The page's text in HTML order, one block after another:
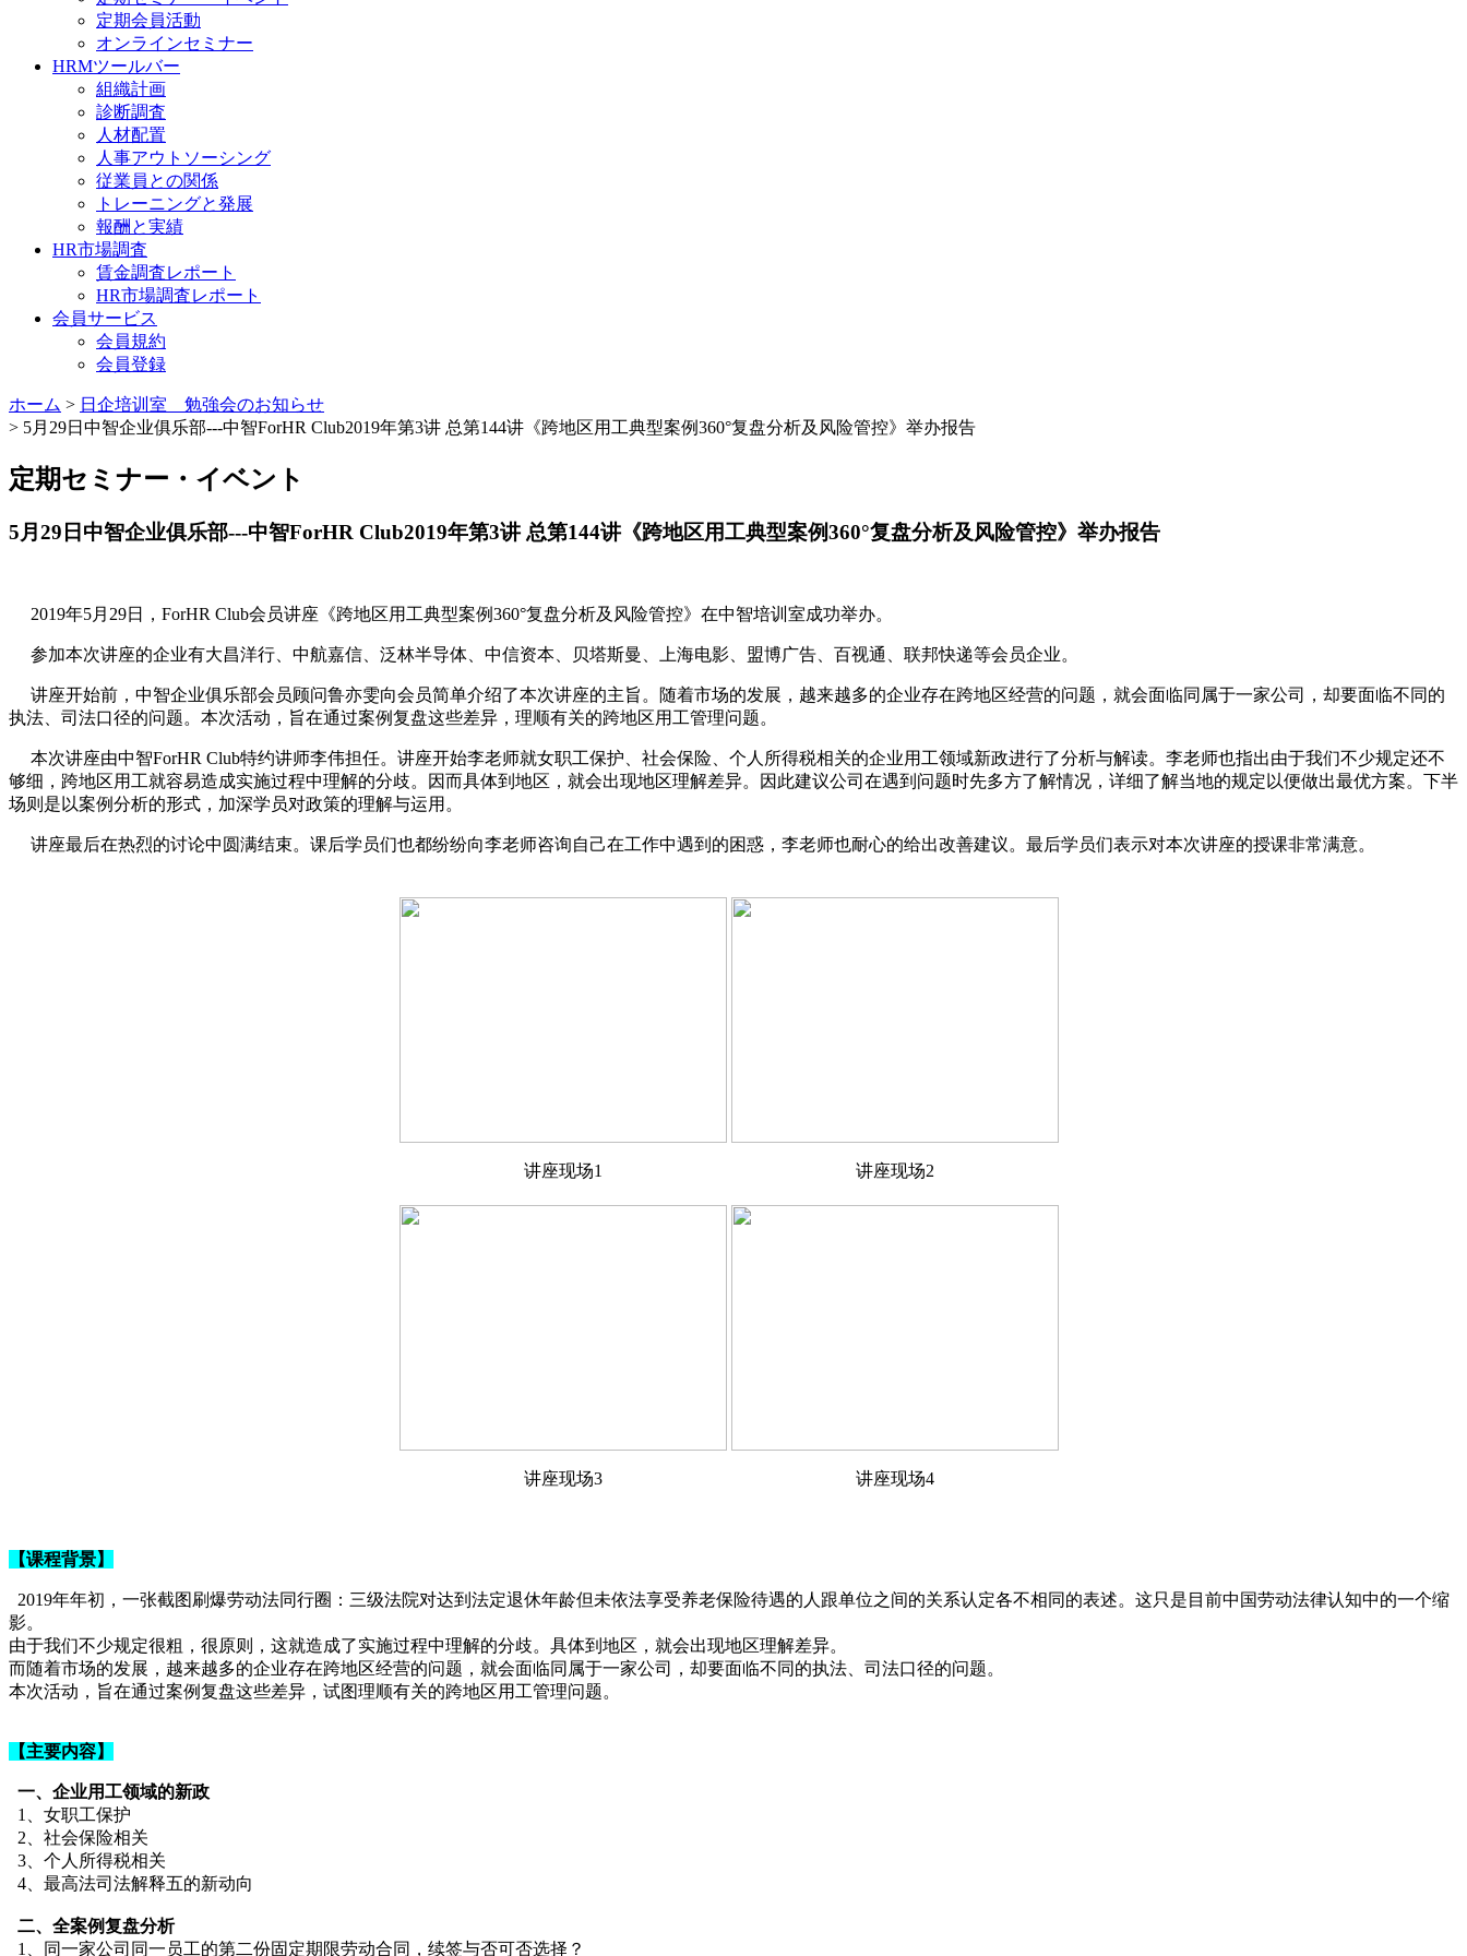
定期会員活動
オンラインセミナー
HRMツールバー
組織計画
診断調査
人材配置
人事アウトソーシング
従業員との関係
トレーニングと発展
報酬と実績
HR市場調査
賃金調査レポート
HR市場調査レポート
会員サービス
会員規約
会員登録
ホーム > 日企培训室 勉強会のお知らせ
> 5月29日中智企业俱乐部---中智ForHR Club2019年第3讲 总第144讲《跨地区用工典型案例360°复盘分析及风险管控》举办报告
定期セミナー・イベント
5月29日中智企业俱乐部---中智ForHR Club2019年第3讲 总第144讲《跨地区用工典型案例360°复盘分析及风险管控》举办报告
2019年5月29日，ForHR Club会员讲座《跨地区用工典型案例360°复盘分析及风险管控》在中智培训室成功举办。
参加本次讲座的企业有大昌洋行、中航嘉信、泛林半导体、中信资本、贝塔斯曼、上海电影、盟博广告、百视通、联邦快递等会员企业。
讲座开始前，中智企业俱乐部会员顾问鲁亦雯向会员简单介绍了本次讲座的主旨。随着市场的发展，越来越多的企业存在跨地区经营的问题，就会面临同属于一家公司，却要面临不同的
执法、司法口径的问题。本次活动，旨在通过案例复盘这些差异，理顺有关的跨地区用工管理问题。
本次讲座由中智ForHR Club特约讲师李伟担任。讲座开始李老师就女职工保护、社会保险、个人所得税相关的企业用工领域新政进行了分析与解读。李老师也指出由于我们不少规定还不
够细，跨地区用工就容易造成实施过程中理解的分歧。因而具体到地区，就会出现地区理解差异。因此建议公司在遇到问题时先多方了解情况，详细了解当地的规定以便做出最优方案。下半
场则是以案例分析的形式，加深学员对政策的理解与运用。
讲座最后在热烈的讨论中圆满结束。课后学员们也都纷纷向李老师咨询自己在工作中遇到的困惑，李老师也耐心的给出改善建议。最后学员们表示对本次讲座的授课非常满意。
讲座现场1 讲座现场2
讲座现场3 讲座现场4
【课程背景】
2019年年初，一张截图刷爆劳动法同行圈：三级法院对达到法定退休年龄但未依法享受养老保险待遇的人跟单位之间的关系认定各不相同的表述。这只是目前中国劳动法律认知中的一个缩
影。
由于我们不少规定很粗，很原则，这就造成了实施过程中理解的分歧。具体到地区，就会出现地区理解差异。
而随着市场的发展，越来越多的企业存在跨地区经营的问题，就会面临同属于一家公司，却要面临不同的执法、司法口径的问题。
本次活动，旨在通过案例复盘这些差异，试图理顺有关的跨地区用工管理问题。
【主要内容】
一、企业用工领域的新政
1、女职工保护
2、社会保险相关
3、个人所得税相关
4、最高法司法解释五的新动向
二、全案例复盘分析
1、同一家公司同一员工的第二份固定期限劳动合同，续签与否可否选择？